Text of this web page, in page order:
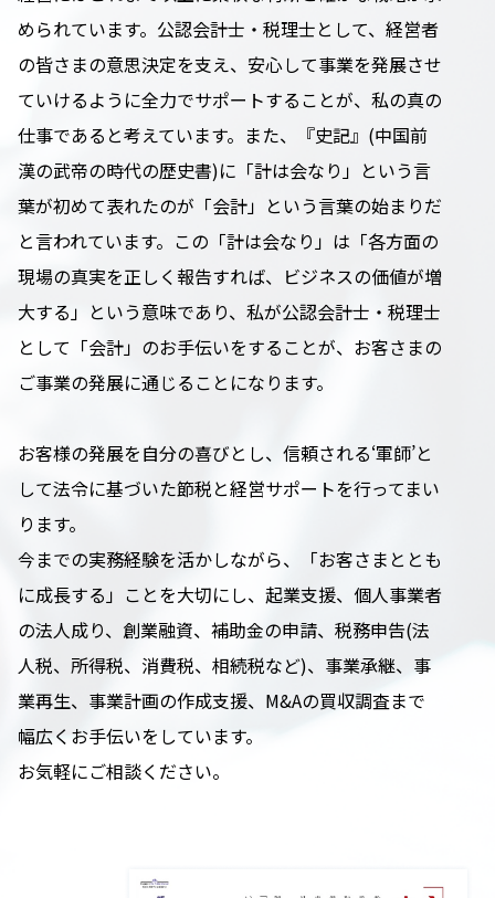
められています。公認会計士・税理士として、経営者
の皆さまの意思決定を支え、安心して事業を発展させ
ていけるように全力でサポートすることが、私の真の
仕事であると考えています。また、『史記』(中国前
漢の武帝の時代の歴史書)に「計は会なり」という言
葉が初めて表れたのが「会計」という言葉の始まりだ
と言われています。この「計は会なり」は「各方面の
現場の真実を正しく報告すれば、ビジネスの価値が増
大する」という意味であり、私が公認会計士・税理士
として「会計」のお手伝いをすることが、お客さまの
ご事業の発展に通じることになります。
お客様の発展を自分の喜びとし、信頼される‘軍師’と
して法令に基づいた節税と経営サポートを行ってまい
ります。
今までの実務経験を活かしながら、「お客さまととも
に成長する」ことを大切にし、起業支援、個人事業者
の法人成り、創業融資、補助金の申請、税務申告(法
人税、所得税、消費税、相続税など)、事業承継、事
業再生、事業計画の作成支援、M&Aの買収調査まで
幅広くお手伝いをしています。
お気軽にご相談ください。